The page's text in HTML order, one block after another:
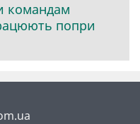
командам
попри